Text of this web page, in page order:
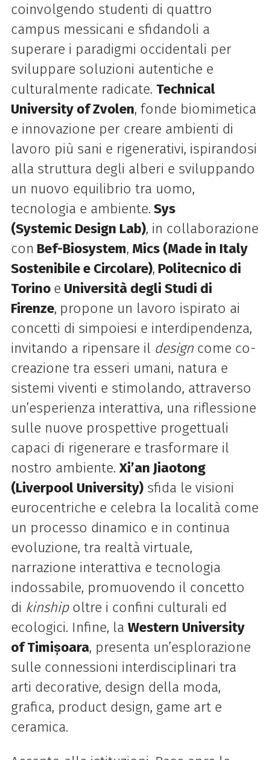
coinvolgendo studenti di quattro
campus messicani e sfidandoli a
superare i paradigmi occidentali per
sviluppare soluzioni autentiche e
culturalmente radicate. Technical
University of Zvolen, fonde biomimetica
e innovazione per creare ambienti di
lavoro più sani e rigenerativi, ispirandosi
alla struttura degli alberi e sviluppando
un nuovo equilibrio tra uomo,
tecnologia e ambiente. Sys
(Systemic Design Lab), in collaborazione
con Bef-Biosystem, Mics (Made in Italy
Sostenibile e Circolare), Politecnico di
Torino e Università degli Studi di
Firenze, propone un lavoro ispirato ai
concetti di simpoiesi e interdipendenza,
invitando a ripensare il design come co-
creazione tra esseri umani, natura e
sistemi viventi e stimolando, attraverso
un’esperienza interattiva, una riflessione
sulle nuove prospettive progettuali
capaci di rigenerare e trasformare il
nostro ambiente. Xi’an Jiaotong
(Liverpool University) sfida le visioni
eurocentriche e celebra la località come
un processo dinamico e in continua
evoluzione, tra realtà virtuale,
narrazione interattiva e tecnologia
indossabile, promuovendo il concetto
di kinship oltre i confini culturali ed
ecologici. Infine, la Western University
of Timișoara, presenta un’esplorazione
sulle connessioni interdisciplinari tra
arti decorative, design della moda,
grafica, product design, game art e
ceramica.